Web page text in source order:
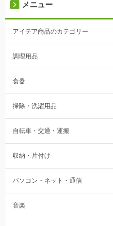
メニュー
アイデア商品のカテゴリー
調理用品
食器
掃除・洗濯用品
自転車・交通・運搬
収納・片付け
パソコン・ネット・通信
音楽